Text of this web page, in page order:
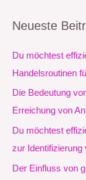
h
e
n
Neueste
Du möchtest
Handelsroutinen
Die Bedeutung
Erreichung von
Du möchtest
zur Identifizierung
Der Einfluss von